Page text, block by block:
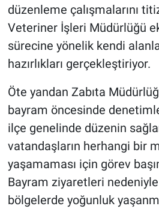
düzenleme çalışmalarını
Veteriner İşleri Müdürlüğü
sürecine yönelik kendi
hazırlıkları gerçekleştiriyor.
Öte yandan Zabıta
bayram öncesinde
ilçe genelinde düzenin
vatandaşların herhangi bir
yaşamaması için görev
Bayram ziyaretleri
bölgelerde yoğunluk